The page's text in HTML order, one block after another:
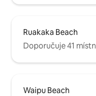
Ruakaka Beach
Doporučuje 41
Waipu Beach